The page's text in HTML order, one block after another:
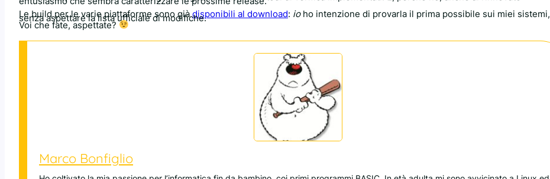
Le build per le varie piattaforme sono giàdisponibili al download: ioho intenzione di provarla il prima possibile sui miei sistemi,
senza aspettare la lista ufficiale di modifiche.
Voi che fate, aspettate?
Marco Bonfiglio